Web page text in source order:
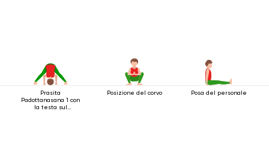
Prasita
Padottanasana 1 con
la testa sul
Posizione del corvo Posa del personale